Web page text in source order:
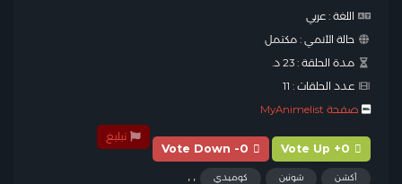
اللغة :عربي
حالة الأنمي :مكتمل
مدة الحلقة :23 د.
عدد الحلقات : 11
صفحة MyAnimelist
Vote Up +0
Vote Down -0
تبليغ
أكشن شونين كوميدي